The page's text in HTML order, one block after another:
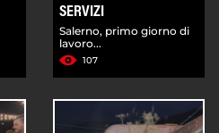
SERVIZI
Salerno, primo giorno di
lavoro...
107